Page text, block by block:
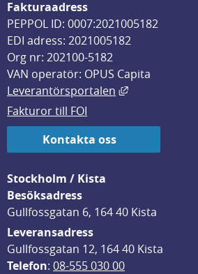
Fakturaadress
PEPPOL ID: 0007:2021005182
EDI adress: 2021005182
Org nr: 202100-5182
VAN operatör: OPUS Capita
Leverantörsportalen
Länk till
Fakturor till FOI
Kontakta oss
Stockholm / Kista
Besöksadress
Gullfossgatan 6, 164 40 Kista
Leveransadress
Gullfossgatan 12, 164 40 Kista
Telefon: 08-555 030 00